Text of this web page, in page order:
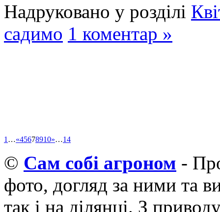
Надруковано у розділі
садимо 1 коментар »
1 …«45678910»…14
© Cам собі агроном -
фото, догляд за ними та
так і на ділянці. З